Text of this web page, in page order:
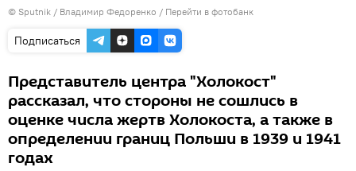
© Sputnik / Владимир Федоренко / Перейти в фотобанк
Подписаться
Представитель центра "Холокост"
рассказал, что стороны не сошлись в
оценке числа жертв Холокоста, а также в
определении границ Польши в 1939 и 1941
годах